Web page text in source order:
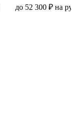
до 52 300 ₽ на